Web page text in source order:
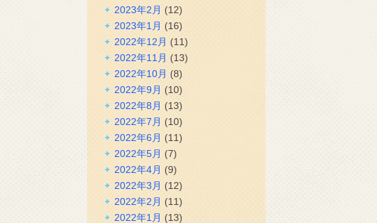
2023年2月 (12)
2023年1月 (16)
2022年12月 (11)
2022年11月 (13)
2022年10月 (8)
2022年9月 (10)
2022年8月 (13)
2022年7月 (10)
2022年6月 (11)
2022年5月 (7)
2022年4月 (9)
2022年3月 (12)
2022年2月 (11)
2022年1月 (13)